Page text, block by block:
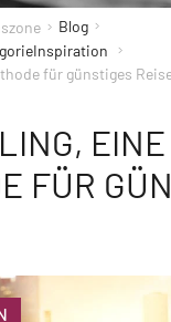
Blog
für günstiges
EINE
FÜR